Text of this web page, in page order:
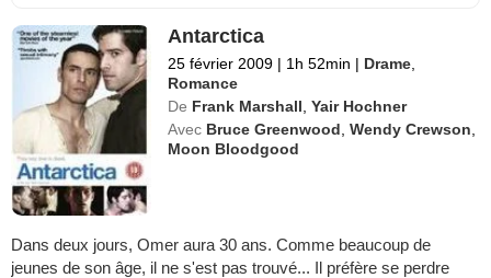
Antarctica
25 février 2009 | 1h 52min | Drame
Romance
De Frank Marshall ,Yair Hochner
Avec Bruce Greenwood ,Wendy Crewson
Moon Bloodgood
Dans deux jours, Omer aura 30 ans. Comme beaucoup de
jeunes de son âge, il ne s'est pas trouvé... Il préfère se perdre